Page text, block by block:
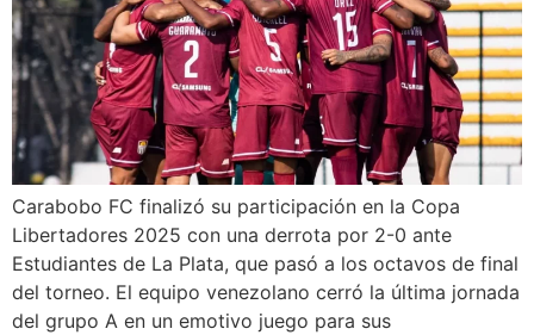
Carabobo FC finalizó su participación en la Copa
Libertadores 2025 con una derrota por 2-0 ante
Estudiantes de La Plata, que pasó a los octavos de final
del torneo. El equipo venezolano cerró la última jornada
del grupo A en un emotivo juego para sus